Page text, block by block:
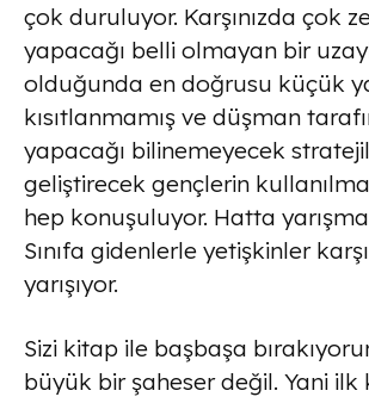
çok duruluyor. Karşınızda çok
yapacağı belli olmayan bir
olduğunda en doğrusu küçük
kısıtlanmamış ve düşman
yapacağı bilinemeyecek
geliştirecek gençlerin
hep konuşuluyor. Hatta
Sınıfa gidenlerle yetişkinler
yarışıyor.
Sizi kitap ile başbaşa
büyük bir şaheser değil. Yani ilk